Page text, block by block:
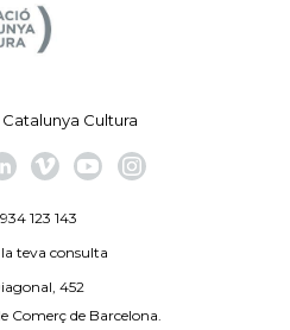
Cultura
123 143
la teva consulta
452
Comerç de Barcelona.